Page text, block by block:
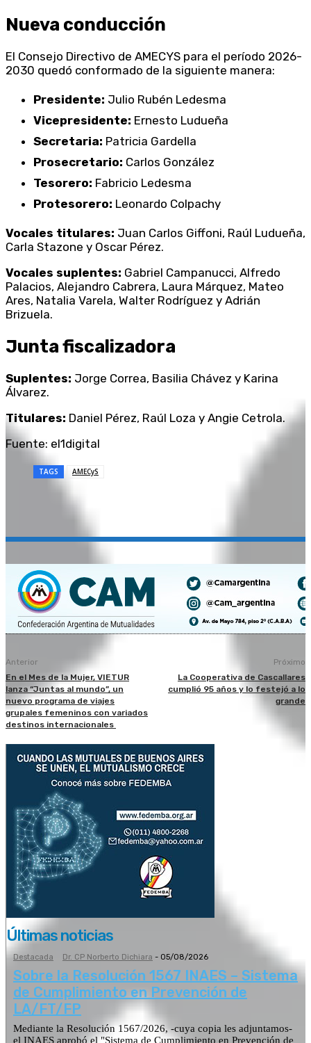
Nueva conducción
El Consejo Directivo de AMECYS para el período 2026-
2030 quedó conformado de la siguiente manera:
Presidente: Julio Rubén Ledesma
Vicepresidente: Ernesto Ludueña
Secretaria: Patricia Gardella
Prosecretario: Carlos González
Tesorero: Fabricio Ledesma
Protesorero: Leonardo Colpachy
Vocales titulares: Juan Carlos Giffoni, Raúl Ludueña,
Carla Stazone y Oscar Pérez.
Vocales suplentes: Gabriel Campanucci, Alfredo
Palacios, Alejandro Cabrera, Laura Márquez, Mateo
Ares, Natalia Varela, Walter Rodríguez y Adrián
Brizuela.
Junta fiscalizadora
Suplentes: Jorge Correa, Basilia Chávez y Karina
Álvarez.
Titulares: Daniel Pérez, Raúl Loza y Angie Cetrola.
Fuente: el1digital
TAGS AMECyS
Anterior
En el Mes de la Mujer, VIETUR
lanza “Juntas al mundo”, un
nuevo programa de viajes
grupales femeninos con variados
destinos internacionales
Próximo
La Cooperativa de Cascallares
cumplió 95 años y lo festejó a lo
grande
Últimas noticias
Destacada Dr. CP Norberto Dichiara - 05/08/2026
Sobre la Resolución 1567 INAES – Sistema
de Cumplimiento en Prevención de
LA/FT/FP
Mediante la Resolución 1567/2026, -cuya copia les adjuntamos-
el INAES aprobó el "Sistema de Cumplimiento en Prevención de